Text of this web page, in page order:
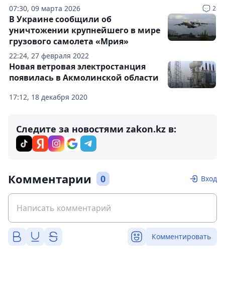
07:30, 09 марта 2026 2
22:24, 27 февраля 2022
В Украине сообщили об
уничтожении крупнейшего в мире
грузового самолета «Мрия»
17:12, 18 декабря 2020
Новая ветровая электростанция
появилась в Акмолинской области
Следите за новостями zakon.kz в:
Комментарии 0 Вход
Комментировать